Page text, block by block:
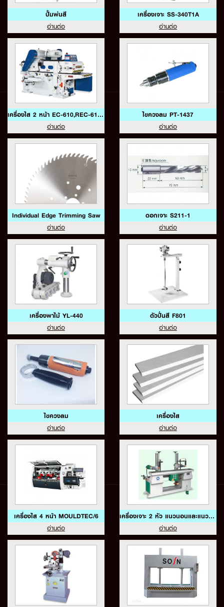
ปั้มพ่นสี
อ่านต่อ
เครื่องเจาะ SS-340T1A
อ่านต่อ
เครื่องไส 2 หน้า EC-610,REC-610A
อ่านต่อ
ไขควงลม PT-1437
อ่านต่อ
Individual Edge Trimming Saw
อ่านต่อ
ดอกเจาะ S211-1
อ่านต่อ
เครื่องพาไม้ YL-440
อ่านต่อ
ตัวปั่นสี F801
อ่านต่อ
ไขควงลม
อ่านต่อ
เครื่องไส
อ่านต่อ
เครื่องไส 4 หน้า MOULDTEC/6
อ่านต่อ
เครื่องเจาะ 2 หัว แนวนอนและแนวตั้ง SS-340B6
อ่านต่อ